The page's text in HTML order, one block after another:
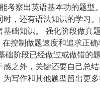
考察出英语基本功的题
，还有语法知识的学习
础知识。 强化阶段做真
在控制做题速度和追求正
础阶段已经做过或做错的
之外，关键还要自己总
写作和其他题型留出更